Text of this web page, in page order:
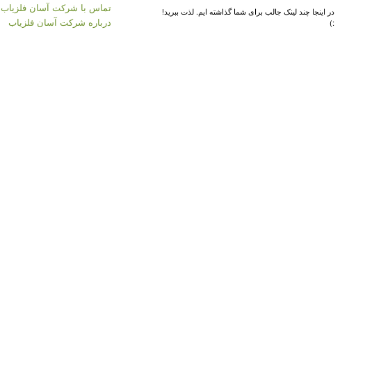
در اینجا چند لینک جالب برای شما گذاشته ایم. لذت ببرید!
:)
تماس با شرکت آسان فلزیاب
درباره شرکت آسان فلزیاب